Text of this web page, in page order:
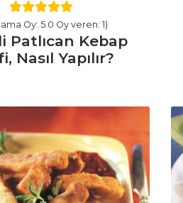
Oy: 5.0 Oy veren: 1)
Patlıcan Kebap
Nasıl Yapılır?